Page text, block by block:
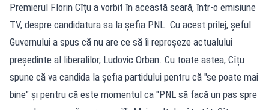
Premierul Florin Cîțu a vorbit în această seară, într-o emisiune
TV, despre candidatura sa la șefia PNL. Cu acest prilej, șeful
Guvernului a spus că nu are ce să îi reproșeze actualului
președinte al liberalilor, Ludovic Orban. Cu toate astea, Cîțu
spune că va candida la șefia partidului pentru că "se poate mai
bine" și pentru că este momentul ca "PNL să facă un pas spre